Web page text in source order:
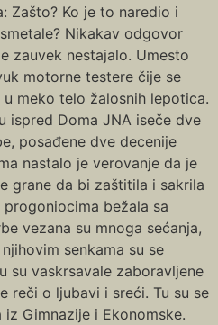
Zašto? Ko je to naredio i
Nikakav odgovor
zauvek nestajalo. Umesto
motorne testere čije se
meko telo žalosnih lepotica.
ispred Doma JNA iseče dve
posađene dve decenije
nastalo je verovanje da je
grane da bi zaštitila i sakrila
bežala sa
vezana su mnoga sećanja,
senkama su se
su vaskrsavale zaboravljene
reči o ljubavi i sreći. Tu su se
Gimnazije i Ekonomske.